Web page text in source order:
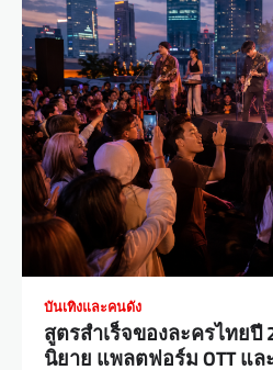
บันเทิงและคนดัง
สูตรสำเร็จของละครไทยปี
นิยาย แพลตฟอร์ม OTT แล